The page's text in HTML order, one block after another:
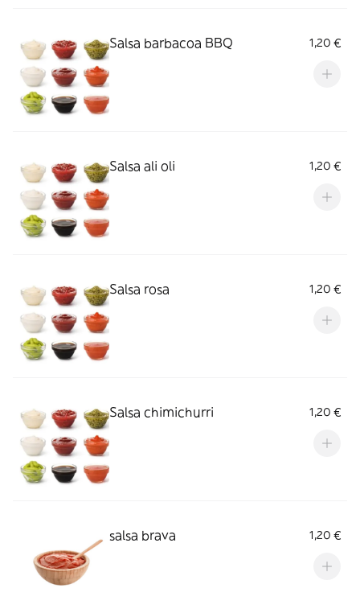
Salsa barbacoa BBQ 1,20 €
Salsa ali oli 1,20 €
Salsa rosa 1,20 €
Salsa chimichurri 1,20 €
salsa brava 1,20 €